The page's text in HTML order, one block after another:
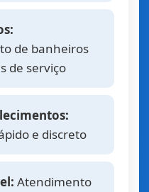
de banheiros
de serviço
e discreto
Atendimento